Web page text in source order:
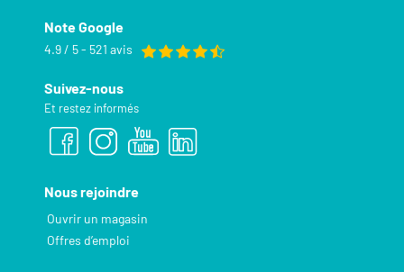
Note Google
4.9 / 5 - 521 avis
Suivez-nous
Et restez informés
Nous rejoindre
Ouvrir un magasin
Offres d’emploi